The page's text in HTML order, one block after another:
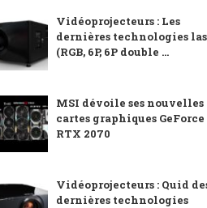
Vidéoprojecteurs : Les
dernières technologies
(RGB, 6P, 6P double ...
MSI dévoile ses nouvelles
cartes graphiques GeForce
RTX 2070
Vidéoprojecteurs : Quid
dernières technologies